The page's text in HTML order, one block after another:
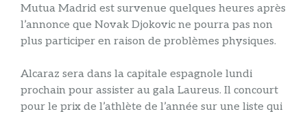
Mutua Madrid est survenue quelques heures après
l’annonce que Novak Djokovic ne pourra pas non
plus participer en raison de problèmes physiques.
Alcaraz sera dans la capitale espagnole lundi
prochain pour assister au gala Laureus. Il concourt
pour le prix de l’athlète de l’année sur une liste qui